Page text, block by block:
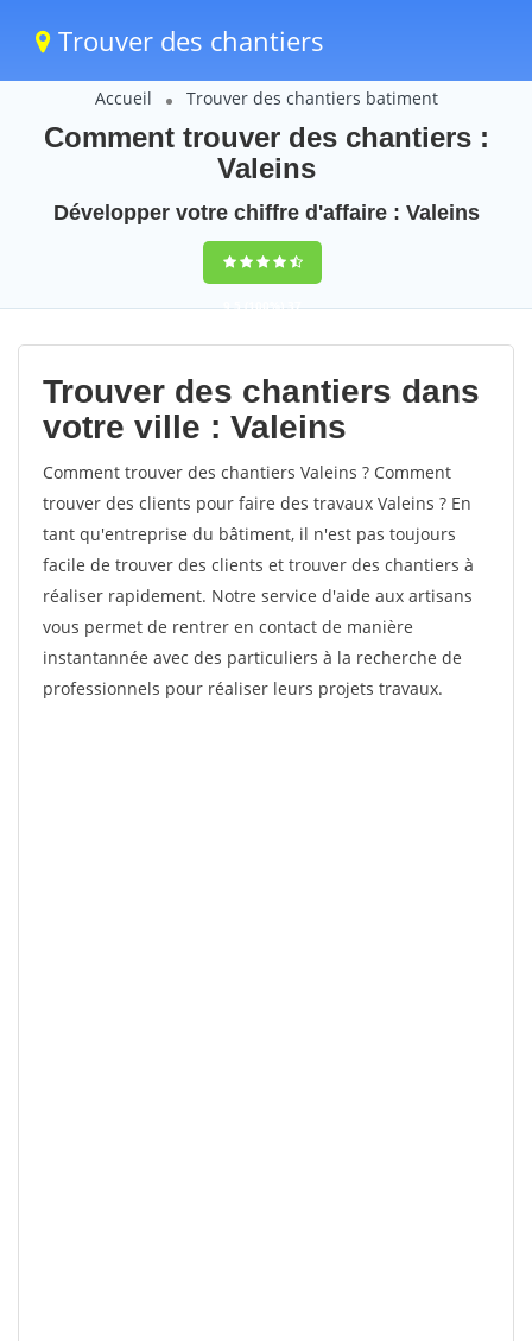
Trouver des chantiers
Accueil Trouver des chantiers batiment
Comment trouver des chantiers :
Valeins
Développer votre chiffre d'affaire : Valeins
9,5(100%)37
votes
Trouver des chantiers dans
votre ville : Valeins
Comment trouver des chantiers Valeins ? Comment
trouver des clients pour faire des travaux Valeins ? En
tant qu'entreprise du bâtiment, il n'est pas toujours
facile de trouver des clients et trouver des chantiers à
réaliser rapidement. Notre service d'aide aux artisans
vous permet de rentrer en contact de manière
instantannée avec des particuliers à la recherche de
professionnels pour réaliser leurs projets travaux.